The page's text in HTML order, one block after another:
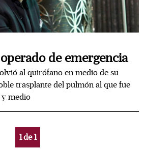
de emergencia
al quirófano en medio de su
trasplante del pulmón al que fue
y medio
1de1